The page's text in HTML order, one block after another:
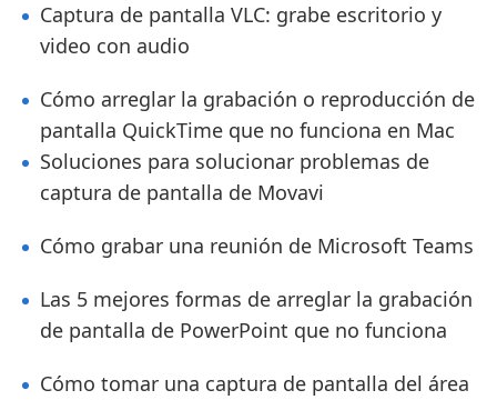
Captura de pantalla VLC: grabe escritorio y
video con audio
Cómo arreglar la grabación o reproducción de
pantalla QuickTime que no funciona en Mac
Soluciones para solucionar problemas de
captura de pantalla de Movavi
Cómo grabar una reunión de Microsoft Teams
Las 5 mejores formas de arreglar la grabación
de pantalla de PowerPoint que no funciona
Cómo tomar una captura de pantalla del área